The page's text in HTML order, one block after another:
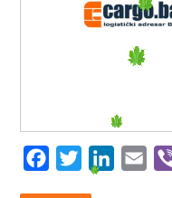
Facebook
Twitter LinkedIn